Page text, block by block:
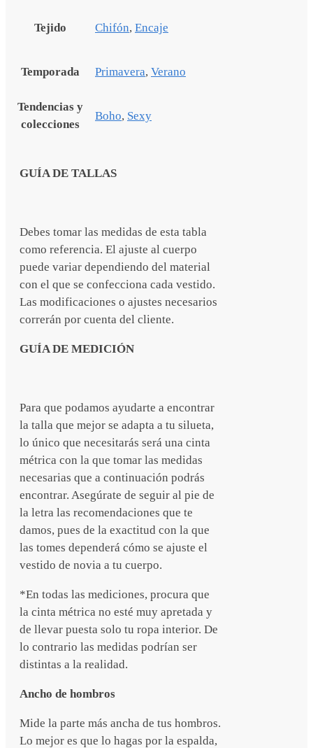
Tejido Chifón, Encaje
Temporada Primavera, Verano
Tendencias y
colecciones
Boho, Sexy
GUÍA DE TALLAS
Debes tomar las medidas de esta tabla
como referencia. El ajuste al cuerpo
puede variar dependiendo del material
con el que se confecciona cada vestido.
Las modificaciones o ajustes necesarios
correrán por cuenta del cliente.
GUÍA DE MEDICIÓN
Para que podamos ayudarte a encontrar
la talla que mejor se adapta a tu silueta,
lo único que necesitarás será una cinta
métrica con la que tomar las medidas
necesarias que a continuación podrás
encontrar. Asegúrate de seguir al pie de
la letra las recomendaciones que te
damos, pues de la exactitud con la que
las tomes dependerá cómo se ajuste el
vestido de novia a tu cuerpo.
*En todas las mediciones, procura que
la cinta métrica no esté muy apretada y
de llevar puesta solo tu ropa interior. De
lo contrario las medidas podrían ser
distintas a la realidad.
Ancho de hombros
Mide la parte más ancha de tus hombros.
Lo mejor es que lo hagas por la espalda,